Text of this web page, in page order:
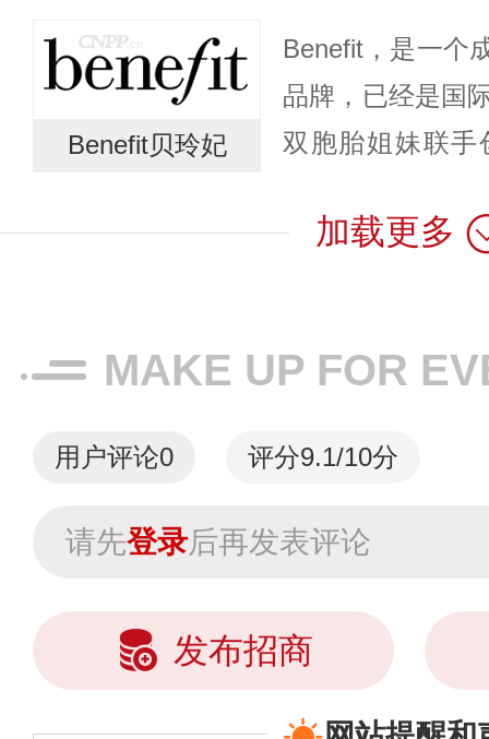
KENZO自1970
角，并于...
Benefit贝玲妃
Benefit，是一个
品牌，已经是国
双胞胎姐妹联手
她与她的双胞...
加载更多
MAKE UP FOR
用户评论0 评分9.1/10分
请先登录后再发表评论
发布招商